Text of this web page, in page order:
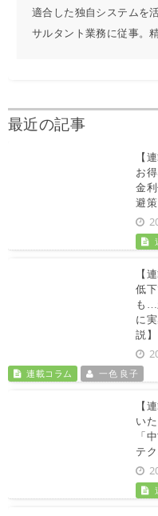
適合した独自システムを
サルタント業務に従事。
最近の記事
【
お
金
避
【
低
も…
に
説】
連載コラム 一色 良子
【
い
「
テ